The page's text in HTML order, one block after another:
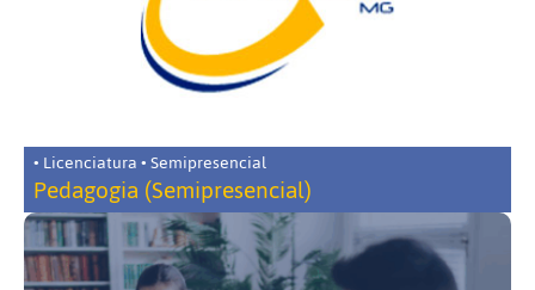
• Licenciatura • Semipresencial
Pedagogia (Semipresencial)